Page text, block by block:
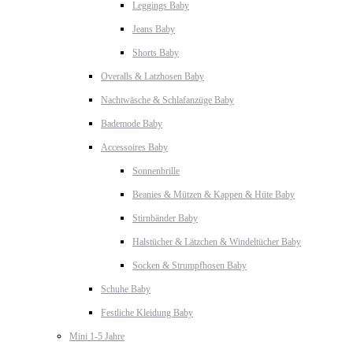
Leggings Baby
Jeans Baby
Shorts Baby
Overalls & Latzhosen Baby
Nachtwäsche & Schlafanzüge Baby
Bademode Baby
Accessoires Baby
Sonnenbrille
Beanies & Mützen & Kappen & Hüte Baby
Stirnbänder Baby
Halstücher & Lätzchen & Windeltücher Baby
Socken & Strumpfhosen Baby
Schuhe Baby
Festliche Kleidung Baby
Mini 1-5 Jahre